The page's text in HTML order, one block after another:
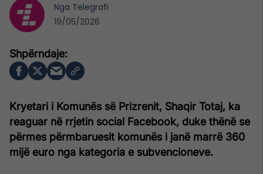
Kryetari i Komunës së Prizrenit, Shaqir Totaj, ka
reaguar në rrjetin social Facebook, duke thënë se
përmes përmbaruesit komunës i janë marrë 360
mijë euro nga kategoria e subvencioneve.
Nga Telegrafi
19/05/2026